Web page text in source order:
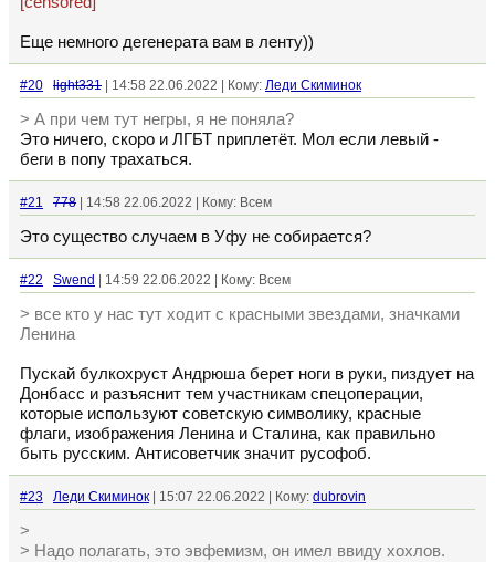
Еще немного дегенерата вам в ленту))
#20 light331 | 14:58 22.06.2022 | Кому: Леди Скиминок
> А при чем тут негры, я не поняла?
Это ничего, скоро и ЛГБТ приплетёт. Мол если левый -
беги в попу трахаться.
#21 778 | 14:58 22.06.2022 | Кому: Всем
Это существо случаем в Уфу не собирается?
#22 Swend | 14:59 22.06.2022 | Кому: Всем
> все кто у нас тут ходит с красными звездами, значками
Ленина
Пускай булкохруст Андрюша берет ноги в руки, пиздует на
Донбасс и разъяснит тем участникам спецоперации,
которые используют советскую символику, красные
флаги, изображения Ленина и Сталина, как правильно
быть русским. Антисоветчик значит русофоб.
#23 Леди Скиминок | 15:07 22.06.2022 | Кому: dubrovin
>
> Надо полагать, это эвфемизм, он имел ввиду хохлов.